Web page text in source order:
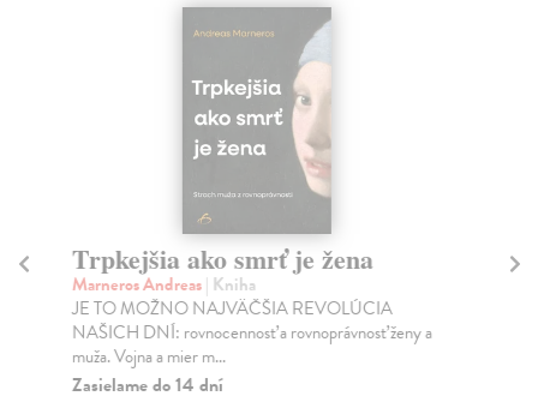
Trpkejšia ako smrť je žena
Marneros Andreas| Kniha
JE TO MOŽNO NAJVÄČŠIA REVOLÚCIA
NAŠICH DNÍ: rovnocennosť a rovnoprávnosť ženy a
muža. Vojna a mier m...
Zasielame do 14 dní